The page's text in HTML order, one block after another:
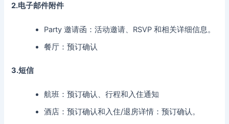
2.电子邮件附件
Party 邀请函：活动邀请、RSVP 和相关详细信息。
餐厅：预订确认
3.短信
航班：预订确认、行程和入住通知
酒店：预订确认和入住/退房详情：预订确认。